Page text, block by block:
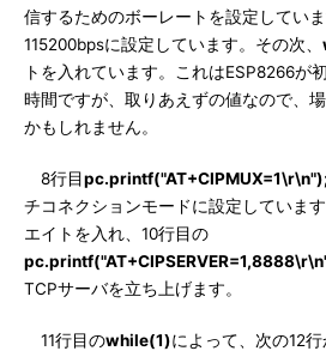
信するためのボーレートを設定してい
115200bpsに設定しています。その次、
トを入れています。これはESP8266が
時間ですが、取りあえずの値なので、
かもしれません。
8行目
チコネクションモードに設定していま
エイトを入れ、10行目の
TCPサーバを立ち上げます。
11行目のwhile(1)によって、次の12